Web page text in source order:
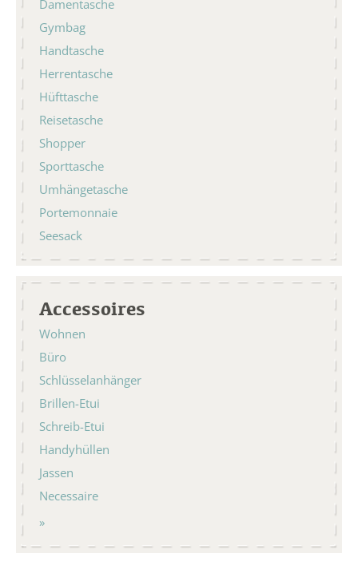
Damentasche
Gymbag
Handtasche
Herrentasche
Hüfttasche
Reisetasche
Shopper
Sporttasche
Umhängetasche
Portemonnaie
Seesack
Accessoires
Wohnen
Büro
Schlüsselanhänger
Brillen-Etui
Schreib-Etui
Handyhüllen
Jassen
Necessaire